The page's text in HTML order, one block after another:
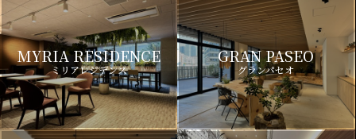
MYRIA RESIDENCE
ミリアレジデンス
GRAN PASEO
グランパセオ